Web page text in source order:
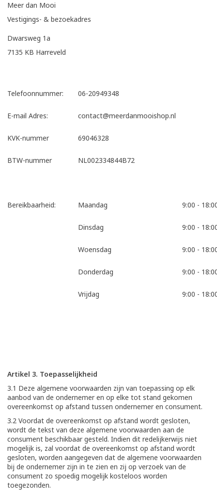
Meer dan Mooi
Vestigings- & bezoekadres
Dwarsweg 1a
7135 KB Harreveld
Telefoonnummer: 06-20949348
E-mail Adres: contact@meerdanmooishop.nl
KVK-nummer 69046328
BTW-nummer NL002334844B72
Bereikbaarheid: Maandag 9:00 -
Dinsdag 9:00 -
Woensdag 9:00 -
Donderdag 9:00 -
Vrijdag 9:00 -
Artikel 3. Toepasselijkheid
3.1 Deze algemene voorwaarden zijn van toepassing op elk
aanbod van de ondernemer en op elke tot stand gekomen
overeenkomst op afstand tussen ondernemer en consument.
3.2 Voordat de overeenkomst op afstand wordt gesloten,
wordt de tekst van deze algemene voorwaarden aan de
consument beschikbaar gesteld. Indien dit redelijkerwijs niet
mogelijk is, zal voordat de overeenkomst op afstand wordt
gesloten, worden aangegeven dat de algemene voorwaarden
bij de ondernemer zijn in te zien en zij op verzoek van de
consument zo spoedig mogelijk kosteloos worden
toegezonden.